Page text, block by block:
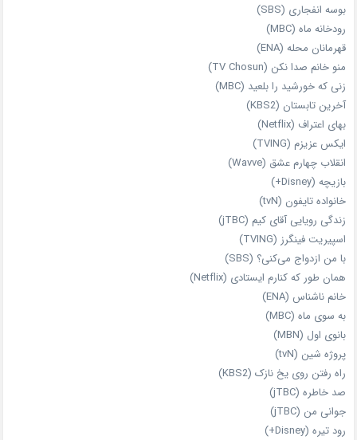
بوسه انفجاری (SBS)
رودخانه ماه (MBC)
قهرمانان محله (ENA)
منو خانم صدا نکن (TV Chosun)
زنی که خورشید را بلعید (MBC)
آخرین تابستان (KBS2)
بهای اعتراف (Netflix)
ایکس عزیزم (TVING)
انقلاب چهارم عشق (Wavve)
بازیچه (Disney+)
خانواده تایفون (tvN)
زندگی رویایی آقای کیم (jTBC)
اسپیریت فینگرز (TVING)
با من ازدواج می‌کنی؟ (SBS)
همان‌ طور که کنارم ایستادی (Netflix)
خانم ناشناس (ENA)
به سوی ماه (MBC)
بانوی اول (MBN)
پروژه شین (tvN)
راه رفتن روی یخ نازک (KBS2)
صد خاطره (jTBC)
جوانی من (jTBC)
رود تیره (Disney+)